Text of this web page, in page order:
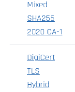
Mixed
SHA256
2020 CA-1
DigiCert
TLS
Hybrid